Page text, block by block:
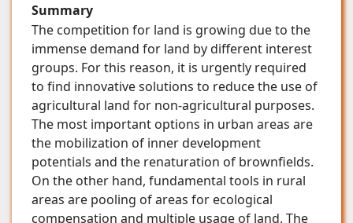
Summary
The competition for land is growing due to the
immense demand for land by different interest
groups. For this reason, it is urgently required
to find innovative solutions to reduce the use of
agricultural land for non-agricultural purposes.
The most important options in urban areas are
the mobilization of inner development
potentials and the renaturation of brownfields.
On the other hand, fundamental tools in rural
areas are pooling of areas for ecological
compensation and multiple usage of land. The